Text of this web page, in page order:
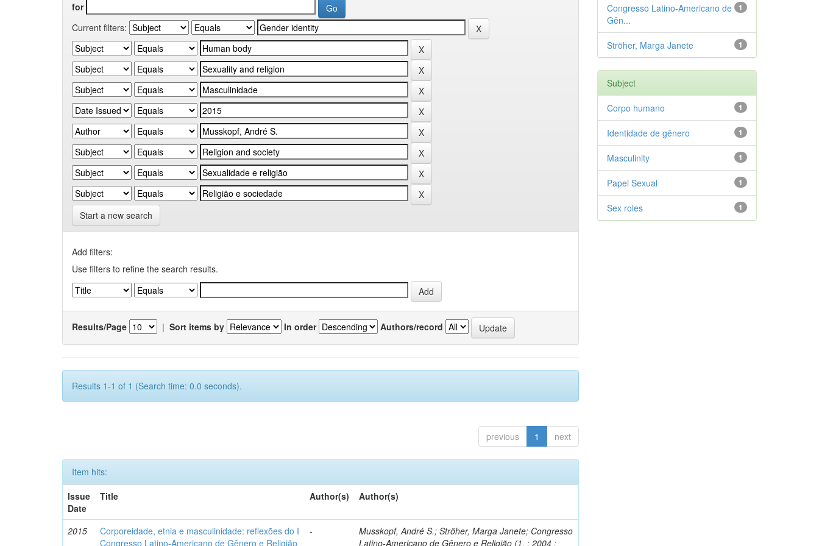
for
Current filters:
Start a new search
Add filters:
Use filters to refine the search results.
Results/Page | Sort items by In order Authors/record
Results 1-1 of 1 (Search time: 0.0 seconds).
previous 1 next
Item hits:
Issue
Date
Title Author(s) Author(s)
2015
Corporeidade, etnia e masculinidade: reflexões do I
Congresso Latino-Americano de Gênero e Religião
-
Musskopf, André S.; Ströher, Marga Janete; Congresso
Latino-Americano de Gênero e Religião (1. : 2004 :
1
Congresso Latino-Americano de
Gên...
1
Ströher, Marga Janete
Subject
1
Corpo humano
1
Identidade de gênero
1
Masculinity
1
Papel Sexual
1
Sex roles